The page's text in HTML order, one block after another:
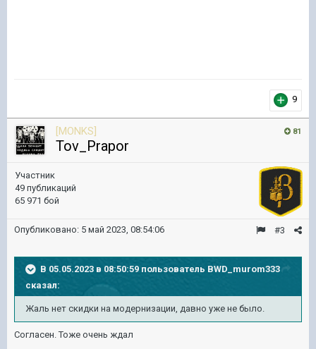
9
81
[MONKS]
Tov_Prapor
Участник
49 публикаций
65 971 бой
#3
Опубликовано: 5 май 2023, 08:54:06
В 05.05.2023 в 08:50:59 пользователь BWD_murom333
сказал:
Жаль нет скидки на модернизации, давно уже не было.
Согласен. Тоже очень ждал